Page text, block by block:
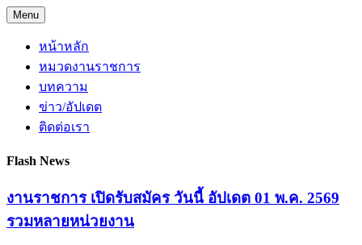
Skip
to
content
Menu
หน้าหลัก
หมวดงานราชการ
บทความ
ข่าว/อัปเดต
ติดต่อเรา
Flash News
งานราชการ เปิดรับสมัคร วันนี้ อัปเดต 01 พ.ค. 2569
รวมหลายหน่วยงาน